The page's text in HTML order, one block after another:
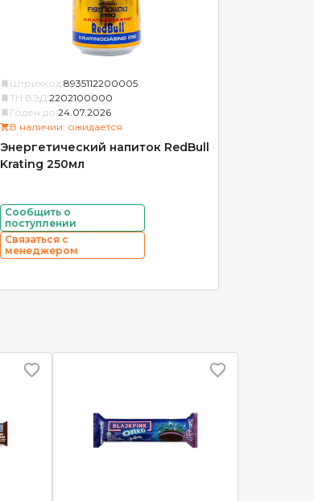
Штрихкод: 8935112200005
ТН ВЭД: 2202100000
Годен до: 24.07.2026
В наличии: ожидается
Энергетический напиток RedBull
Krating 250мл
Сообщить о
поступлении
Связаться с
менеджером